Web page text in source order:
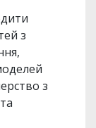
з
з